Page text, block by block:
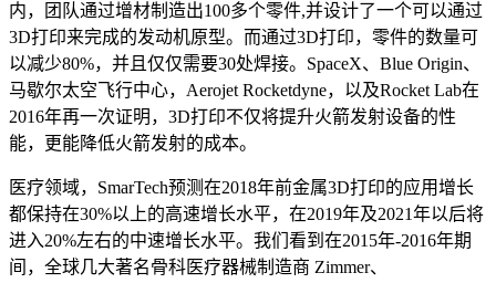
内，团队通过增材制造出100多个零件,并设计了一个可以通过
3D打印来完成的发动机原型。而通过3D打印，零件的数量可
以减少80%，并且仅仅需要30处焊接。SpaceX、Blue Origin、
马歇尔太空飞行中心，Aerojet Rocketdyne，以及Rocket Lab在
2016年再一次证明，3D打印不仅将提升火箭发射设备的性
能，更能降低火箭发射的成本。
医疗领域，SmarTech预测在2018年前金属3D打印的应用增长
都保持在30%以上的高速增长水平，在2019年及2021年以后将
进入20%左右的中速增长水平。我们看到在2015年-2016年期
间，全球几大著名骨科医疗器械制造商 Zimmer、